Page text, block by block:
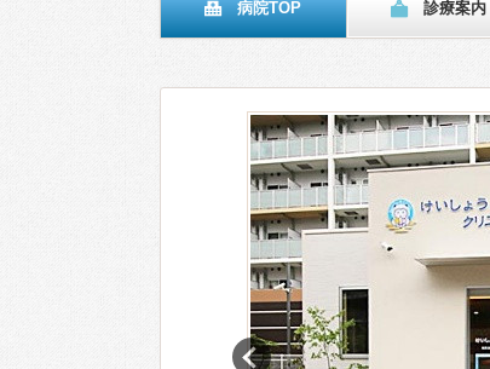
病院TOP 診療案内